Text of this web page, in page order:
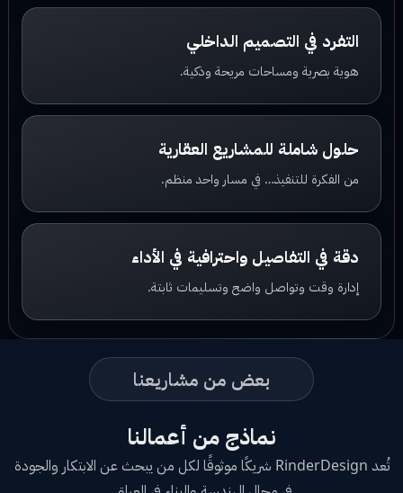
التفرد في التصميم الداخلي
هوية بصرية ومساحات مريحة وذكية.
حلول شاملة للمشاريع العقارية
من الفكرة للتنفيذ… في مسار واحد منظم.
دقة في التفاصيل واحترافية في الأداء
إدارة وقت وتواصل واضح وتسليمات ثابتة.
بعض من مشاريعنا
نماذج من أعمالنا
تُعد RinderDesign شريكًا موثوقًا لكل من يبحث عن الابتكار والجودة